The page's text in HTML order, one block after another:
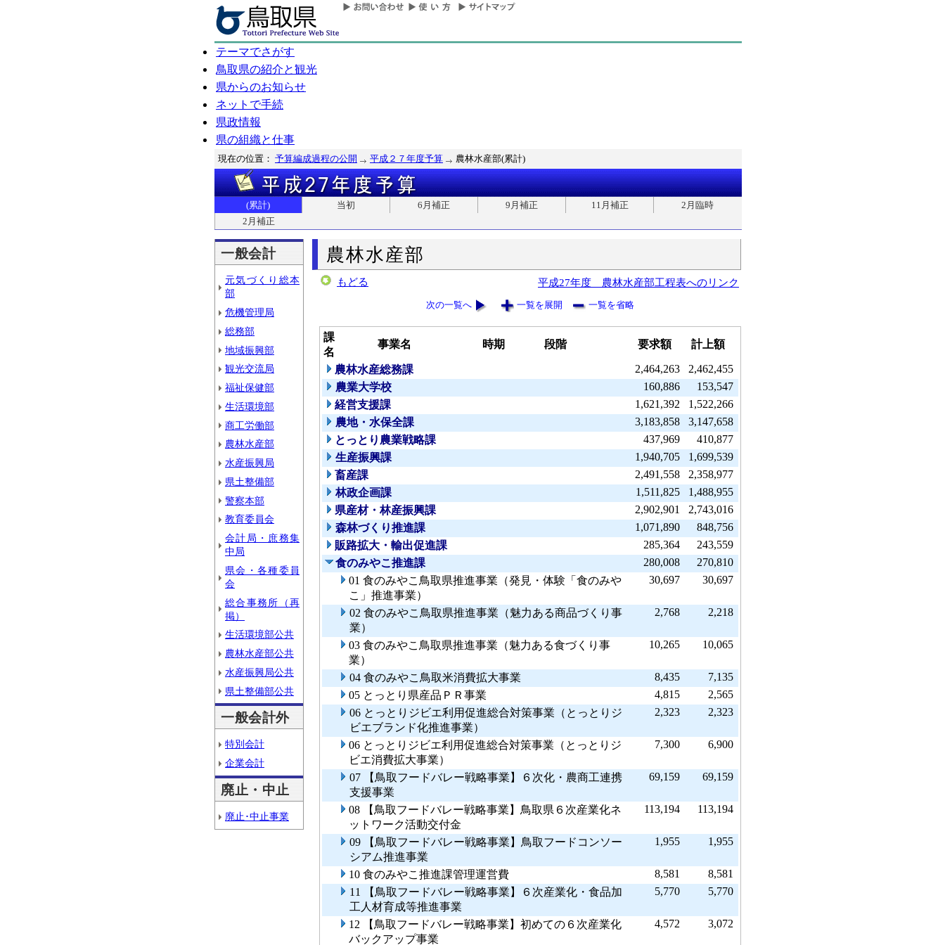
テーマでさがす
鳥取県の紹介と観光
県からのお知らせ
ネットで手続
県政情報
県の組織と仕事
現在の位置： 予算編成過程の公開 平成２７年度予算 農林水産部(累計)
(累計) 当初 6月補正 9月補正 11月補正
2月臨時
2月補正
一般会計
元気づくり総本
部
危機管理局
総務部
地域振興部
観光交流局
福祉保健部
生活環境部
商工労働部
農林水産部
水産振興局
県土整備部
警察本部
教育委員会
会計局・庶務集
中局
県会・各種委員
会
総合事務所（再
掲）
生活環境部公共
農林水産部公共
水産振興局公共
県土整備部公共
一般会計外
特別会計
企業会計
廃止・中止
廃止･中止事業
農林水産部
もどる 平成27年度 農林水産部工程表へのリンク
次の一覧へ 一覧を展開 一覧を省略
課
名
事業名 時期 段階 要求額 計上額
農林水産総務課 2,464,263
2,462,455
農業大学校
160,886
153,547
経営支援課
1,621,392
1,522,266
農地・水保全課
3,183,858
3,147,658
とっとり農業戦略課
437,969
410,877
生産振興課
1,940,705
1,699,539
畜産課
2,491,558
2,358,977
林政企画課
1,511,825
1,488,955
県産材・林産振興課
2,902,901
2,743,016
森林づくり推進課
1,071,890
848,756
販路拡大・輸出促進課
285,364
243,559
食のみやこ推進課
280,008
270,810
01 食のみやこ鳥取県推進事業（発見・体験「食のみや
こ」推進事業）
30,697 30,697
02 食のみやこ鳥取県推進事業（魅力ある商品づくり事
業）
2,768 2,218
03 食のみやこ鳥取県推進事業（魅力ある食づくり事
業）
10,265 10,065
04 食のみやこ鳥取米消費拡大事業 8,435
7,135
05 とっとり県産品ＰＲ事業
4,815
2,565
06 とっとりジビエ利用促進総合対策事業（とっとりジ
ビエブランド化推進事業）
2,323 2,323
06 とっとりジビエ利用促進総合対策事業（とっとりジ
ビエ消費拡大事業）
7,300 6,900
07 【鳥取フードバレー戦略事業】６次化・農商工連携
支援事業
69,159 69,159
08 【鳥取フードバレー戦略事業】鳥取県６次産業化ネ
ットワーク活動交付金
113,194 113,194
09 【鳥取フードバレー戦略事業】鳥取フードコンソー
シアム推進事業
1,955 1,955
10 食のみやこ推進課管理運営費 8,581
8,581
11 【鳥取フードバレー戦略事業】６次産業化・食品加
工人材育成等推進事業
5,770 5,770
12 【鳥取フードバレー戦略事業】初めての６次産業化
バックアップ事業
4,572 3,072